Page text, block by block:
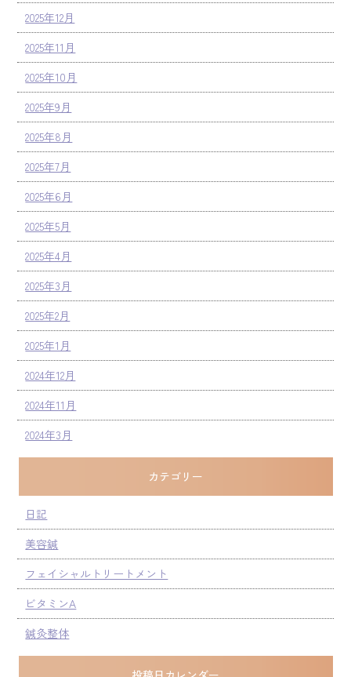
2025年12月
2025年11月
2025年10月
2025年9月
2025年8月
2025年7月
2025年6月
2025年5月
2025年4月
2025年3月
2025年2月
2025年1月
2024年12月
2024年11月
2024年3月
カテゴリー
日記
美容鍼
フェイシャルトリートメント
ビタミンA
鍼灸整体